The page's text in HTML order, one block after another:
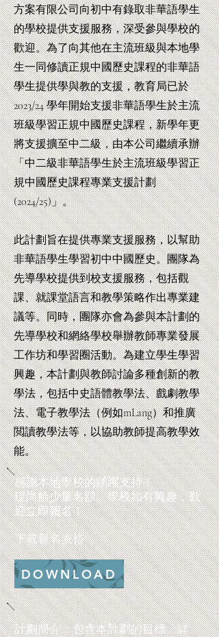
方案有限公司向初中有錄取非華語學生
的學校提供支援服務，深受參與學校的
歡迎。為了向其他在主流班級與本地學
生一同修讀正規中國歷史課程的非華語
學生提供學與教的支援，教育局已於
2023/24 學年開始支援非華語學生於主流
班級學習正規中國歷史課程，新學年更
將支援擴至中二級，由本公司繼續承辦
「中二級非華語學生於主流班級學習正
規中國歷史課程專業支援計劃
(2024/25)」。
此計劃旨在提供專業支援服務，以幫助
非華語學生學習初中中國歷史。團隊為
先導學校提供到校支援服務，包括觀
課、就課堂語言和教學策略作出專業建
議等。同時，團隊亦會為參與本計劃的
先導學校和網絡學校舉辦教師專業發展
工作坊和學習圈活動。為建立學生學習
興趣，本計劃與教師討論多種創新的教
學法，包括中史語體教學法、戲劇教學
法、電子教學法（例如mLang）和推廣
閲讀教學法等，以協助教師提高教學效
能。
感謝本地學校的踴躍支持！
現尚餘少量名額。學校如有興趣，歡
迎立即報名！
下載報名表格
DOWNLOAD
計劃簡介：包含本計劃的目標、詳